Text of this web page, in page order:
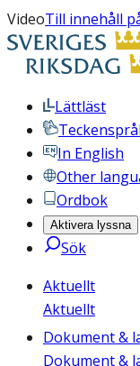
VideoTill innehåll
Lättläst
In English
Other
Ordbok
Aktivera lyssna
Sök
Aktuellt
Aktuellt
Dokument &
Dokument &